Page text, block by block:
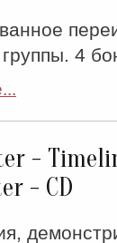
4
-
- CD